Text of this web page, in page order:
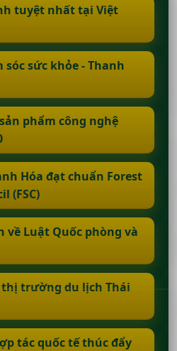
tuyệt nhất tại Việt
sức khỏe - Thanh
phẩm công nghệ
Hóa đạt chuẩn Forest
(FSC)
về Luật Quốc phòng và
trường du lịch Thái
tác quốc tế thúc đẩy